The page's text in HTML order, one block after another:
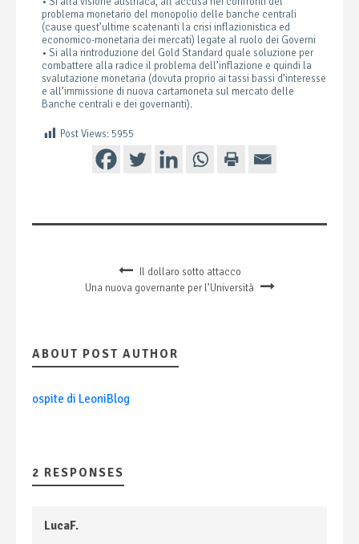
problema monetario del monopolio delle banche centrali
(cause quest’ultime scatenanti la crisi inflazionistica ed
economico-monetaria dei mercati) legate al ruolo dei Governi
• Si alla rintroduzione del Gold Standard quale soluzione per
combattere alla radice il problema dell’inflazione e quindi la
svalutazione monetaria (dovuta proprio ai tassi bassi d’interesse
e all’immissione di nuova cartamoneta sul mercato delle
Banche centrali e dei governanti).
Post Views: 5955
Il dollaro sotto attacco
Una nuova governante per l’Università
ABOUT POST AUTHOR
ospite di LeoniBlog
2 RESPONSES
LucaF.